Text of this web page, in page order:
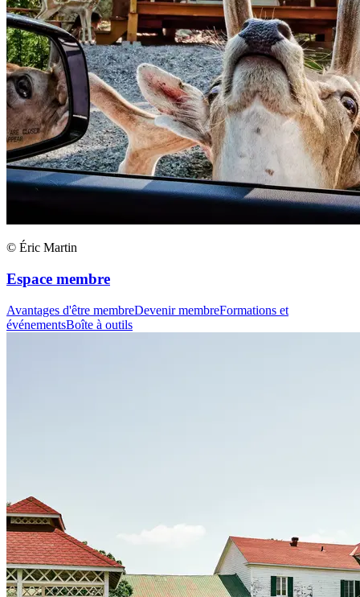
© Éric Martin
Espace membre
Avantages d'être membreDevenir membreFormations et
événementsBoîte à outils